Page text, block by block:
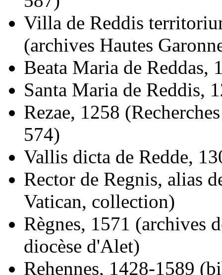
Villa de Reddis
(archives Hautes
Beata Maria de
Santa Maria de
Rezae, 1258
574)
Vallis dicta de Redde,
Rector de Regnis, alias
Vatican, collection)
Règnes, 1571 (archives
diocèse d'Alet)
Rehennes, 1428-1589